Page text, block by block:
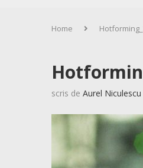
Home
scris de Aurel Niculescu